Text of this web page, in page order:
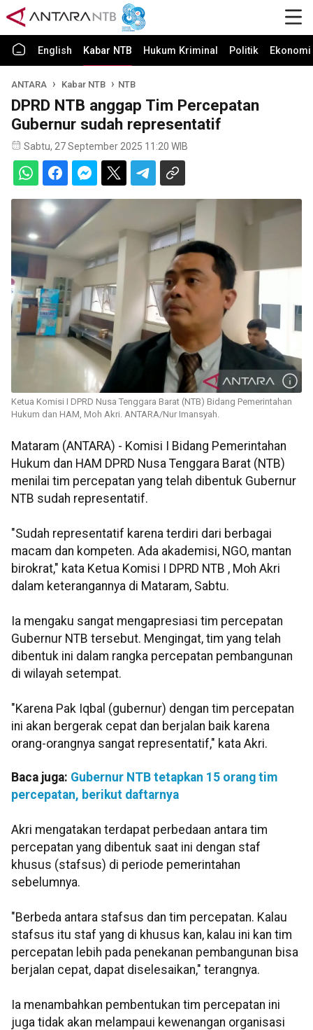
English Kabar NTB Hukum Kriminal Politik
ANTARA Kabar NTB NTB
DPRD NTB anggap Tim Percepatan
Gubernur sudah representatif
Sabtu, 27 September 2025 11:20 WIB
Ketua Komisi I DPRD Nusa Tenggara Barat (NTB) Bidang Pemerintahan
Hukum dan HAM, Moh Akri. ANTARA/Nur Imansyah.
Mataram (ANTARA) - Komisi I Bidang Pemerintahan
Hukum dan HAM DPRD Nusa Tenggara Barat (NTB)
menilai tim percepatan yang telah dibentuk Gubernur
NTB sudah representatif.
"Sudah representatif karena terdiri dari berbagai
macam dan kompeten. Ada akademisi, NGO, mantan
birokrat," kata Ketua Komisi I DPRD NTB , Moh Akri
dalam keterangannya di Mataram, Sabtu.
Ia mengaku sangat mengapresiasi tim percepatan
Gubernur NTB tersebut. Mengingat, tim yang telah
dibentuk ini dalam rangka percepatan pembangunan
di wilayah setempat.
"Karena Pak Iqbal (gubernur) dengan tim percepatan
ini akan bergerak cepat dan berjalan baik karena
orang-orangnya sangat representatif," kata Akri.
Baca juga: Gubernur NTB tetapkan 15 orang tim
percepatan, berikut daftarnya
Akri mengatakan terdapat perbedaan antara tim
percepatan yang dibentuk saat ini dengan staf
khusus (stafsus) di periode pemerintahan
sebelumnya.
"Berbeda antara stafsus dan tim percepatan. Kalau
stafsus itu staf yang di khusus kan, kalau ini kan tim
percepatan lebih pada penekanan pembangunan bisa
berjalan cepat, dapat diselesaikan," terangnya.
Ia menambahkan pembentukan tim percepatan ini
juga tidak akan melampaui kewenangan organisasi